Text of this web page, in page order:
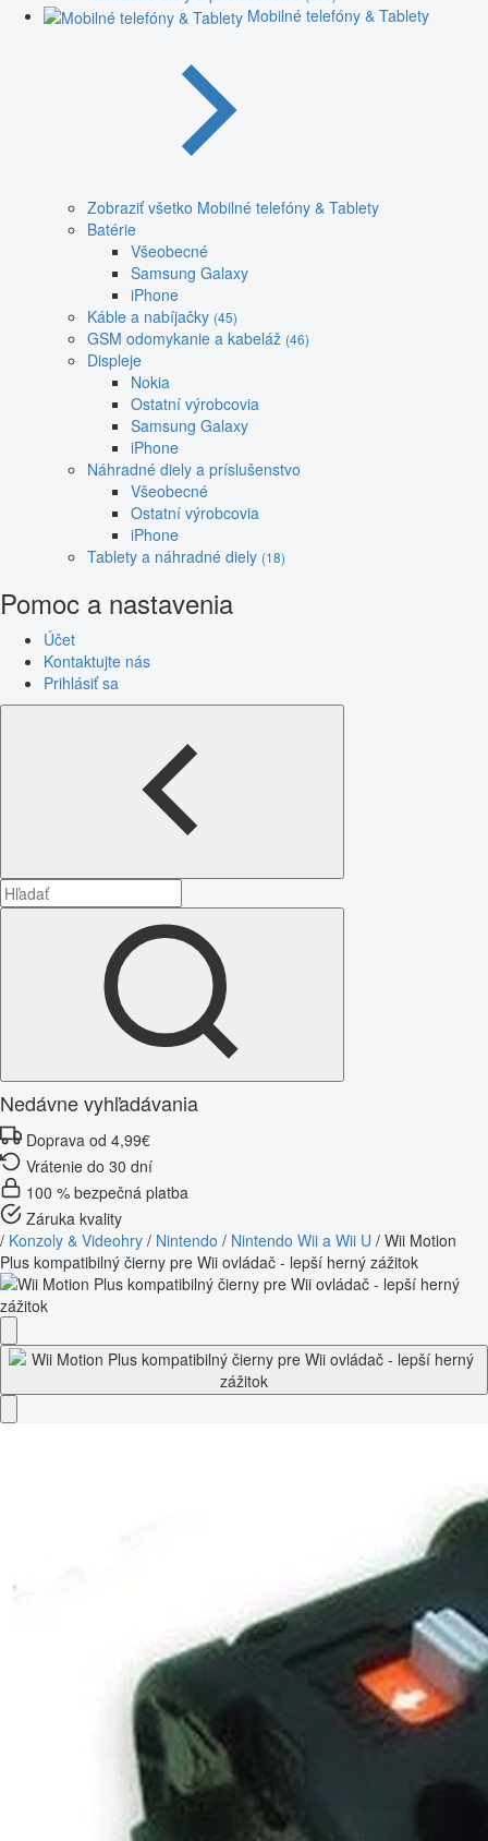
Mobilné telefóny & Tablety
Zobraziť všetko Mobilné telefóny & Tablety
Batérie
Všeobecné
Samsung Galaxy
iPhone
Káble a nabíjačky (45)
GSM odomykanie a kabeláž (46)
Displeje
Nokia
Ostatní výrobcovia
Samsung Galaxy
iPhone
Náhradné diely a príslušenstvo
Všeobecné
Ostatní výrobcovia
iPhone
Tablety a náhradné diely (18)
Pomoc a nastavenia
Účet
Kontaktujte nás
Prihlásiť sa
Nedávne vyhľadávania
Doprava od 4,99€
Vrátenie do 30 dní
100 % bezpečná platba
Záruka kvality
/ Konzoly & Videohry / Nintendo / Nintendo Wii a Wii U / Wii Motion
Plus kompatibilný čierny pre Wii ovládač - lepší herný zážitok